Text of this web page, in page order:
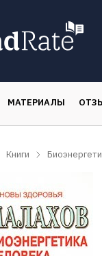
МАТЕРИАЛЫ
Книги